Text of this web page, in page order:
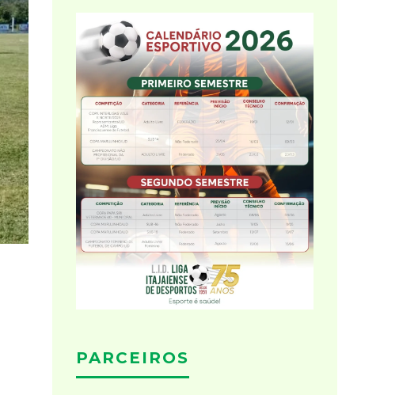
PARCEIROS